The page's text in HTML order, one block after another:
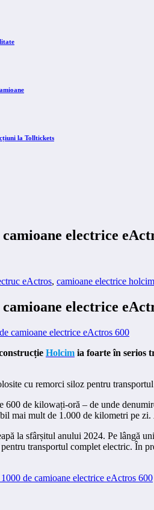
la Tolltickets
electrice
eActros, camioane electrice holcim
electrice
Holcim ia foarte în serios
cu remorci siloz pentru
600 de kilowați-oră – de unde
mai mult de 1.000 de kilometri pe
la sfârșitul anului 2024. Pe lângă
transportul complet electric. În